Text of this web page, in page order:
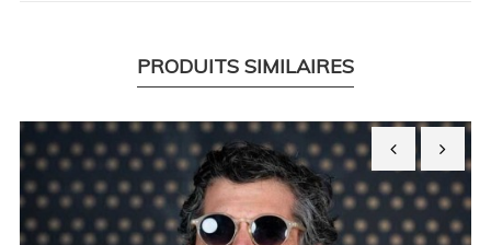
PRODUITS SIMILAIRES
‹ ›